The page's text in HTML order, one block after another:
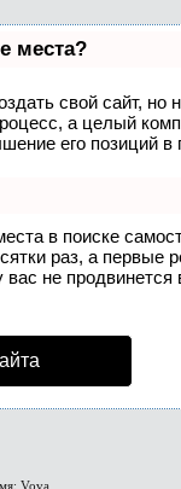
места?
свой сайт, но
а целый
его позиций в
в поиске
раз, а первые
не
Vova